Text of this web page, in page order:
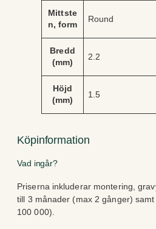
Mittste
n, form
Round
Bredd
(mm)
2.2
Höjd
(mm)
1.5
Köpinformation
Vad ingår?
Priserna inkluderar montering,
till 3 månader (max 2 gånger)
100 000).